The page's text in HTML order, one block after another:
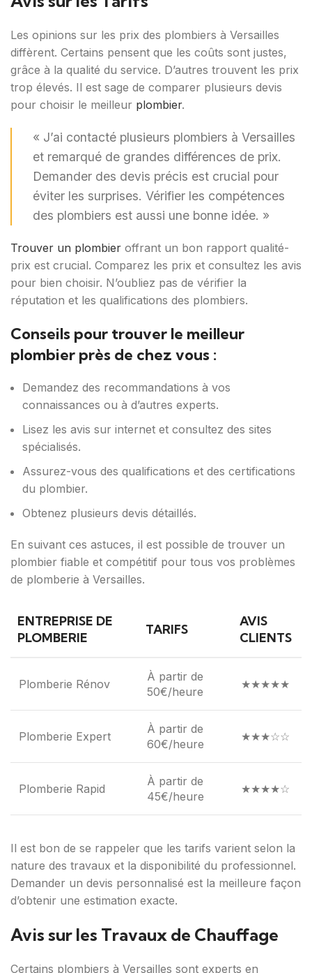
Les opinions sur les prix des plombiers à Versailles
diffèrent. Certains pensent que les coûts sont justes,
grâce à la qualité du service. D’autres trouvent les prix
trop élevés. Il est sage de comparer plusieurs devis
pour choisir le meilleur plombier.
« J’ai contacté plusieurs plombiers à Versailles
et remarqué de grandes différences de prix.
Demander des devis précis est crucial pour
éviter les surprises. Vérifier les compétences
des plombiers est aussi une bonne idée. »
Trouver un plombier offrant un bon rapport qualité-
prix est crucial. Comparez les prix et consultez les avis
pour bien choisir. N’oubliez pas de vérifier la
réputation et les qualifications des plombiers.
Conseils pour trouver le meilleur
plombier près de chez vous :
Demandez des recommandations à vos
connaissances ou à d’autres experts.
Lisez les avis sur internet et consultez des sites
spécialisés.
Assurez-vous des qualifications et des certifications
du plombier.
Obtenez plusieurs devis détaillés.
En suivant ces astuces, il est possible de trouver un
plombier fiable et compétitif pour tous vos problèmes
de plomberie à Versailles.
ENTREPRISE DE
PLOMBERIE
TARIFS
AVIS
CLIENTS
Plomberie Rénov
À partir de
50€/heure
★★★★★
Plomberie Expert
À partir de
60€/heure
★★★☆☆
Plomberie Rapid
À partir de
45€/heure
★★★★☆
Il est bon de se rappeler que les tarifs varient selon la
nature des travaux et la disponibilité du professionnel.
Demander un devis personnalisé est la meilleure façon
d’obtenir une estimation exacte.
Avis sur les Travaux de Chauffage
Certains plombiers à Versailles sont experts en